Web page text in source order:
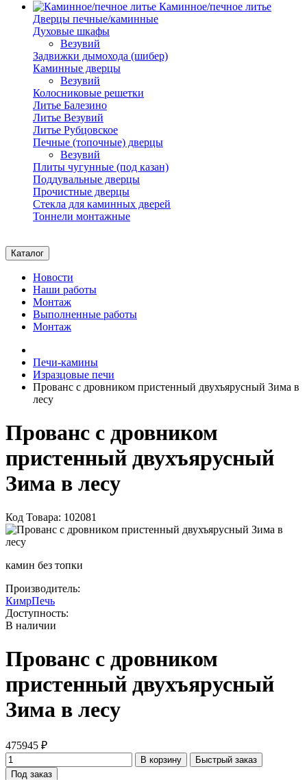
Каминное/печное литье
Дверцы печные/каминные
Духовые шкафы
Везувий
Задвижки дымохода (шибер)
Каминные дверцы
Везувий
Колосниковые решетки
Литье Балезино
Литье Везувий
Литье Рубцовское
Печные (топочные) дверцы
Везувий
Плиты чугунные (под казан)
Поддувальные дверцы
Прочистные дверцы
Стекла для каминных дверей
Тоннели монтажные
Каталог
Новости
Наши работы
Монтаж
Выполненные работы
Монтаж
Печи-камины
Изразцовые печи
Прованс с дровником пристенный двухъярусный Зима в
лесу
Прованс с дровником
пристенный двухъярусный
Зима в лесу
Код Товара: 102081
камин без топки
Производитель:
КимрПечь
Доступность:
В наличии
Прованс с дровником
пристенный двухъярусный
Зима в лесу
475945 ₽
В корзину
Быстрый заказ
Под заказ